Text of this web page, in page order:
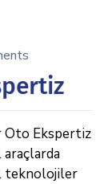
Oto Ekspertiz
teknolojiler